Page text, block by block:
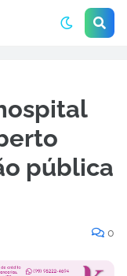
pública
0